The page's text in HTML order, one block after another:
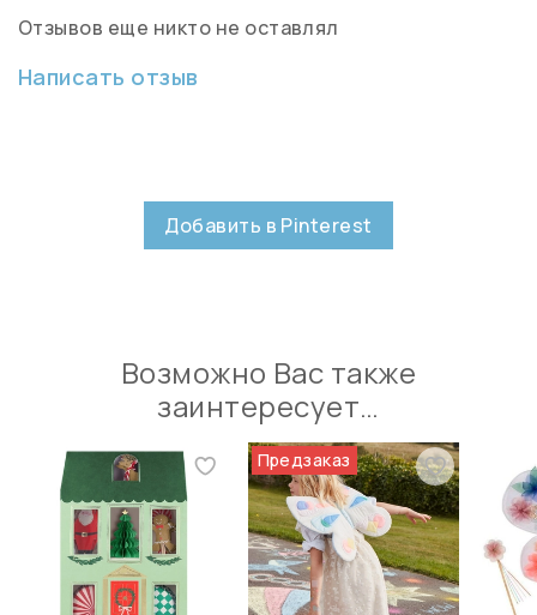
Отзывов еще никто не оставлял
Написать отзыв
Добавить в Pinterest
Возможно Вас также
заинтересует…
Предзаказ